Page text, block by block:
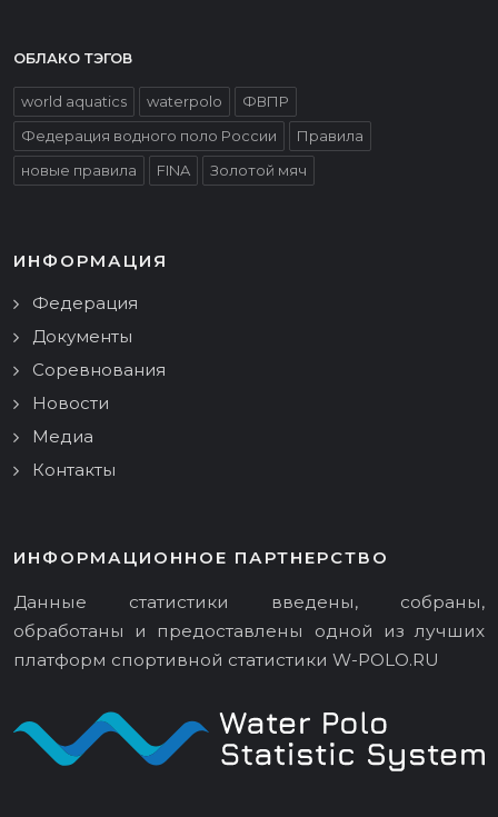
ОБЛАКО ТЭГОВ
world aquatics waterpolo
ФВПР
Федерация водного поло России
Правила
новые правила
FINA Золотой мяч
ИНФОРМАЦИЯ
Федерация
Документы
Соревнования
Новости
Медиа
Контакты
ИНФОРМАЦИОННОЕ ПАРТНЕРСТВО
Данные статистики введены, собраны,
обработаны и предоставлены одной из лучших
платформ спортивной статистики W-POLO.RU